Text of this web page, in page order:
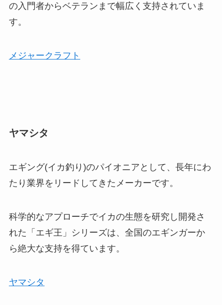
の入門者からベテランまで幅広く支持されていま
す。
メジャークラフト
ヤマシタ
エギング(イカ釣り)のパイオニアとして、長年にわ
たり業界をリードしてきたメーカーです。
科学的なアプローチでイカの生態を研究し開発さ
れた「エギ王」シリーズは、全国のエギンガーか
ら絶大な支持を得ています。
ヤマシタ